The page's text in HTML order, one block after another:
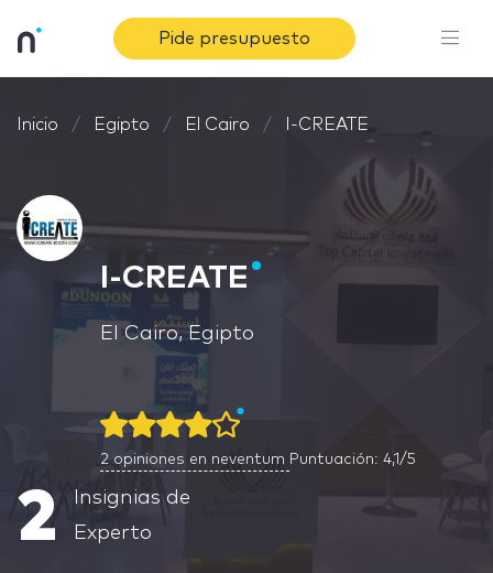
Pide presupuesto
Inicio Egipto El Cairo I-CREATE
I-CREATE
El Cairo, Egipto
2 opiniones en neventum Puntuación: 4,1/5
2
Insignias de
Experto